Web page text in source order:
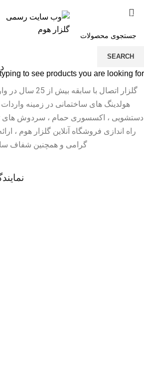
گلزار اتصال
هولدینگ های ساختمانی در زمینه
دستشویی ، اکسسوری حمام ، سردوش های
راه اندازی فروشگاه آنلاین گلزار هوم ،
گرامی و همچنین شفاف
SEARCH
to see products you are looking for.